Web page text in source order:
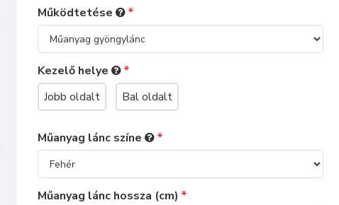
Működtetése
Kezelő helye
Jobb oldalt
Bal oldalt
Műanyag lánc színe
Műanyag lánc hossza (cm)